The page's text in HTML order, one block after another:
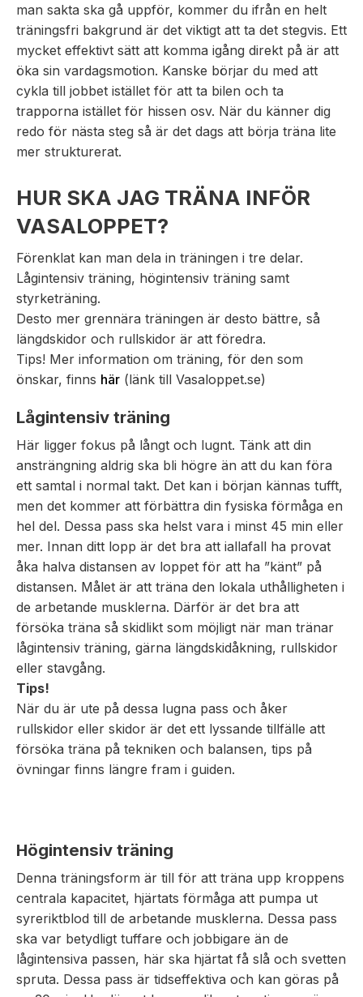
man sakta ska gå uppför, kommer du ifrån en helt
träningsfri bakgrund är det viktigt att ta det stegvis. Ett
mycket effektivt sätt att komma igång direkt på är att
öka sin vardagsmotion. Kanske börjar du med att
cykla till jobbet istället för att ta bilen och ta
trapporna istället för hissen osv. När du känner dig
redo för nästa steg så är det dags att börja träna lite
mer strukturerat.
HUR SKA JAG TRÄNA INFÖR
VASALOPPET?
Förenklat kan man dela in träningen i tre delar.
Lågintensiv träning, högintensiv träning samt
styrketräning.
Desto mer grennära träningen är desto bättre, så
längdskidor och rullskidor är att föredra.
Tips! Mer information om träning, för den som
önskar, finns här (länk till Vasaloppet.se)
Lågintensiv träning
Här ligger fokus på långt och lugnt. Tänk att din
ansträngning aldrig ska bli högre än att du kan föra
ett samtal i normal takt. Det kan i början kännas tufft,
men det kommer att förbättra din fysiska förmåga en
hel del. Dessa pass ska helst vara i minst 45 min eller
mer. Innan ditt lopp är det bra att iallafall ha provat
åka halva distansen av loppet för att ha ”känt” på
distansen. Målet är att träna den lokala uthålligheten i
de arbetande musklerna. Därför är det bra att
försöka träna så skidlikt som möjligt när man tränar
lågintensiv träning, gärna längdskidåkning, rullskidor
eller stavgång.
Tips!
När du är ute på dessa lugna pass och åker
rullskidor eller skidor är det ett lyssande tillfälle att
försöka träna på tekniken och balansen, tips på
övningar finns längre fram i guiden.
Högintensiv träning
Denna träningsform är till för att träna upp kroppens
centrala kapacitet, hjärtats förmåga att pumpa ut
syreriktblod till de arbetande musklerna. Dessa pass
ska var betydligt tuffare och jobbigare än de
lågintensiva passen, här ska hjärtat få slå och svetten
spruta. Dessa pass är tidseffektiva och kan göras på